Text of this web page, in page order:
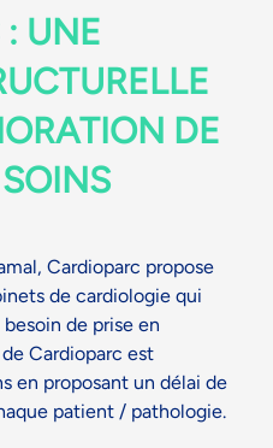
: UNE
DE
, Cardioparc propose
de cardiologie qui
de prise en
Cardioparc est
en proposant un délai de
patient / pathologie.